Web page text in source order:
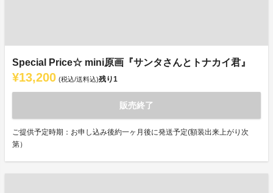
Special Price☆ mini原画『サンタさんとトナカイ君』
¥13,200 (税込/送料込)残り1
販売終了
ご提供予定時期：お申し込み後約一ヶ月後に発送予定(額装出来上がり次
第）